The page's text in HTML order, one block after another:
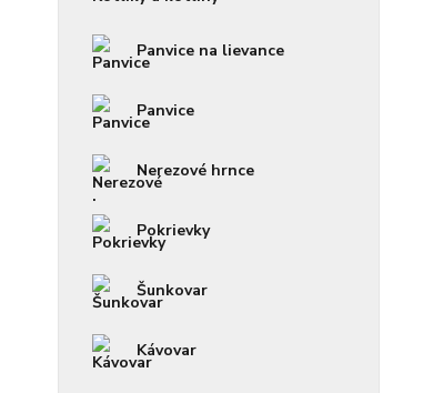
Panvice na lievance
Panvice
Nerezové hrnce
Pokrievky
Šunkovar
Kávovar